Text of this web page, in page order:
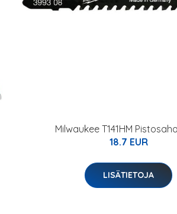
Milwaukee T141HM
18.7 EUR
LISÄTIETOJA